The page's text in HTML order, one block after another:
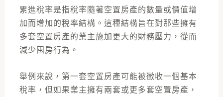
累進稅率是指稅率隨著空置房產的數量或價值增
加而增加的稅率結構。這種結構旨在對那些擁有
多套空置房產的業主施加更大的財務壓力，從而
減少囤房行為。
舉例來說，第一套空置房產可能被徵收一個基本
稅率，但如果業主擁有兩套或更多套空置房產，